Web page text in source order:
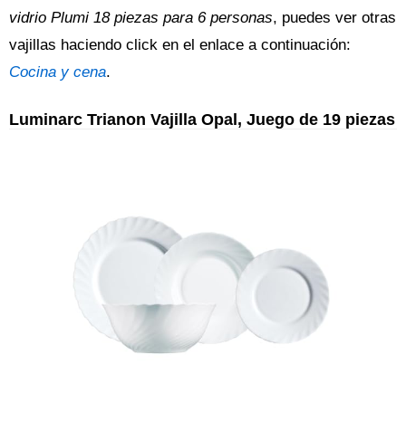
vidrio Plumi 18 piezas para 6 personas, puedes ver otras
vajillas haciendo click en el enlace a continuación:
Cocina y cena.
Luminarc Trianon Vajilla Opal, Juego de 19 piezas